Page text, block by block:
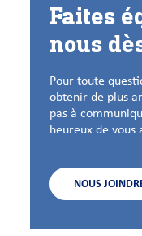
Faites
nous
Pour toute
obtenir de plus
pas à
heureux de vous
NOUS